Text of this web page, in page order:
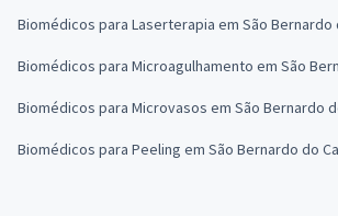
Biomédicos para Laserterapia em São Bernardo
Biomédicos para Microagulhamento em São
Biomédicos para Microvasos em São Bernardo
Biomédicos para Peeling em São Bernardo do